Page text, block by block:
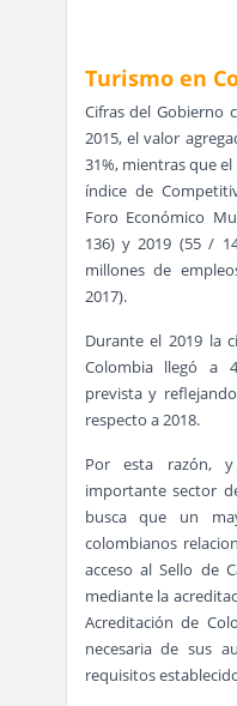
Turismo en
Cifras del Gobierno
2015, el valor
31%, mientras que
índice de
Foro Económico
136) y 2019 (55 /
millones de
2017).
Durante el 2019 la
Colombia llegó a
prevista y
respecto a 2018.
Por esta razón,
importante sector
busca que un
colombianos
acceso al Sello de
mediante la
Acreditación de
necesaria de sus
requisitos